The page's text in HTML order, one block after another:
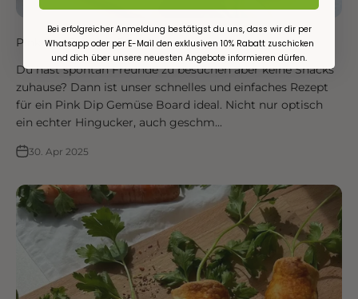
Pink Dip Gemüse Board
Du hast spontan Freunde zu besuchen aber keine Snacks
zuhause? Dann ist unser schnelles und einfaches Rezept
für ein Pink Dip Gemüse Board ideal. Nicht nur optisch
ein echter Hingucker, auch geschm...
30. Apr 2025
Bei erfolgreicher Anmeldung bestätigst du uns, dass wir dir per
Whatsapp oder per E-Mail den exklusiven 10% Rabatt zuschicken
und dich über unsere neuesten Angebote informieren dürfen.